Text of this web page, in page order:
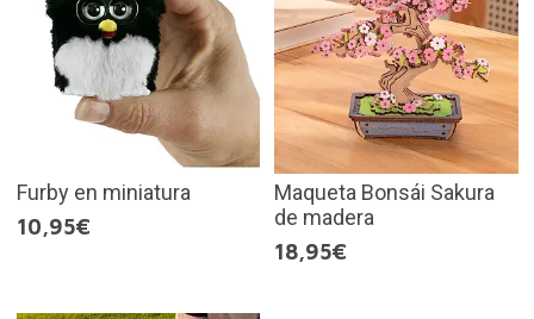
Furby en miniatura
10,95€
Maqueta Bonsái Sakura
de madera
18,95€